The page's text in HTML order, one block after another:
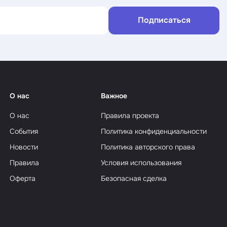
Подписаться
О нас
О нас
События
Новости
Правила
Оферта
Важное
Правила проекта
Политика конфиденциальности
Политика авторского права
Условия использования
Безопасная сделка